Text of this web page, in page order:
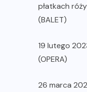
płatkach
(BALET)
19 lutego
(OPERA)
26 marca